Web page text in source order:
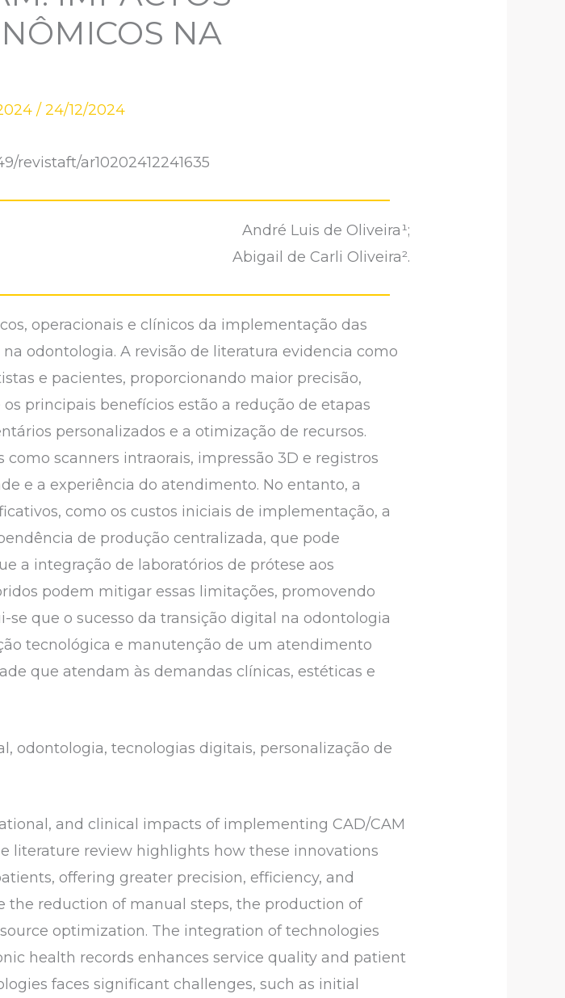
NA
/24/12/2024
revistaft/ar10202412241635
André Luis de Oliveira¹;
Abigail de Carli Oliveira².
operacionais e clínicos da implementação das
odontologia. A revisão de literatura evidencia como
e pacientes, proporcionando maior precisão,
principais benefícios estão a redução de etapas
personalizados e a otimização de recursos.
scanners intraorais, impressão 3D e registros
e a experiência do atendimento. No entanto, a
como os custos iniciais de implementação, a
de produção centralizada, que pode
a integração de laboratórios de prótese aos
podem mitigar essas limitações, promovendo
que o sucesso da transição digital na odontologia
tecnológica e manutenção de um atendimento
que atendam às demandas clínicas, estéticas e
odontologia, tecnologias digitais, personalização de
and clinical impacts of implementing CAD/CAM
literature review highlights how these innovations
offering greater precision, efficiency, and
reduction of manual steps, the production of
optimization. The integration of technologies
health records enhances service quality and patient
faces significant challenges, such as initial